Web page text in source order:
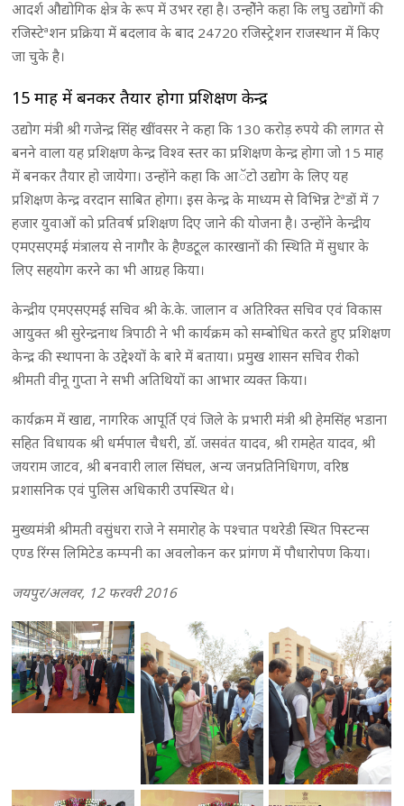
आदर्श औद्योगिक क्षेत्र के रूप में उभर रहा है। उन्होेंने कहा कि लघु उद्योगों की
रजिस्टेªशन प्रक्रिया में बदलाव के बाद 24720 रजिस्ट्रेशन राजस्थान में किए
जा चुके है।
15 माह में बनकर तैयार होगा प्रशिक्षण केन्द्र
उद्योग मंत्री श्री गजेन्द्र सिंह खींवसर ने कहा कि 130 करोड़ रुपये की लागत से
बनने वाला यह प्रशिक्षण केन्द्र विश्व स्तर का प्रशिक्षण केन्द्र होगा जो 15 माह
में बनकर तैयार हो जायेगा। उन्होंने कहा कि आॅटो उद्योग के लिए यह
प्रशिक्षण केन्द्र वरदान साबित होगा। इस केन्द्र के माध्यम से विभिन्न टेªडों में 7
हजार युवाओं को प्रतिवर्ष प्रशिक्षण दिए जाने की योजना है। उन्होंने केन्द्रीय
एमएसएमई मंत्रालय से नागौर के हैण्डटूल कारखानों की स्थिति में सुधार के
लिए सहयोग करने का भी आग्रह किया।
केन्द्रीय एमएसएमई सचिव श्री के.के. जालान व अतिरिक्त सचिव एवं विकास
आयुक्त श्री सुरेन्द्रनाथ त्रिपाठी ने भी कार्यक्रम को सम्बोधित करते हुए प्रशिक्षण
केन्द्र की स्थापना के उद्देश्यों के बारे में बताया। प्रमुख शासन सचिव रीको
श्रीमती वीनू गुप्ता ने सभी अतिथियों का आभार व्यक्त किया।
कार्यक्रम में खाद्य, नागरिक आपूर्ति एवं जिले के प्रभारी मंत्री श्री हेमसिंह भडाना
सहित विधायक श्री धर्मपाल चैधरी, डाॅ. जसवंत यादव, श्री रामहेत यादव, श्री
जयराम जाटव, श्री बनवारी लाल सिंघल, अन्य जनप्रतिनिधिगण, वरिष्ठ
प्रशासनिक एवं पुलिस अधिकारी उपस्थित थे।
मुख्यमंत्री श्रीमती वसुंधरा राजे ने समारोह के पश्चात पथरेडी स्थित पिस्टन्स
एण्ड रिंग्स लिमिटेड कम्पनी का अवलोकन कर प्रांगण में पौधारोपण किया।
जयपुर/अलवर, 12 फरवरी 2016